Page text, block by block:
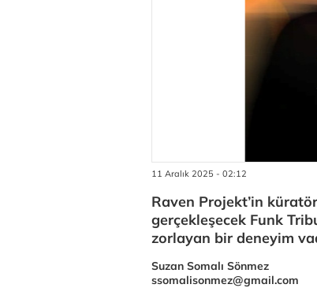
11 Aralık 2025 - 02:12
Raven Projekt’in
gerçekleşecek Funk
zorlayan bir deneyim
Suzan Somalı Sönmez
ssomalisonmez@gmail.com